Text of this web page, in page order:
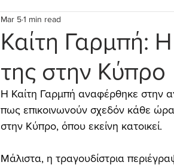
Καίτη Γαρμπή:
της στην Κύπρο
Mar 51 min read
Η Καίτη Γαρμπή αναφέρθηκε στην
πως επικοινωνούν σχεδόν κάθε
στην Κύπρο, όπου εκείνη κατοικεί.
Μάλιστα, η τραγουδίστρια